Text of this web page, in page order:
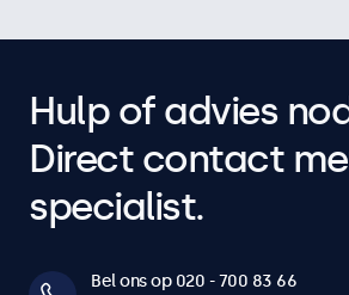
Hulp of advies
Direct contact
specialist.
Bel ons op 020 - 700 83 66